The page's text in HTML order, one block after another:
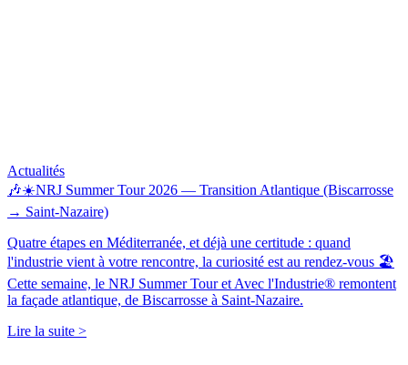
Actualités
🎶☀️NRJ Summer Tour 2026 — Transition Atlantique (Biscarrosse
→ Saint-Nazaire)
Quatre étapes en Méditerranée, et déjà une certitude : quand
l'industrie vient à votre rencontre, la curiosité est au rendez-vous 🏖️
Cette semaine, le NRJ Summer Tour et Avec l'Industrie® remontent
la façade atlantique, de Biscarrosse à Saint-Nazaire.
Lire la suite >